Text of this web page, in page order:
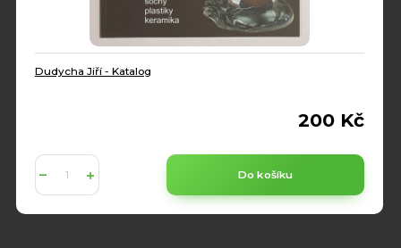
Dudycha Jiří - Katalog
200 Kč
Do košíku